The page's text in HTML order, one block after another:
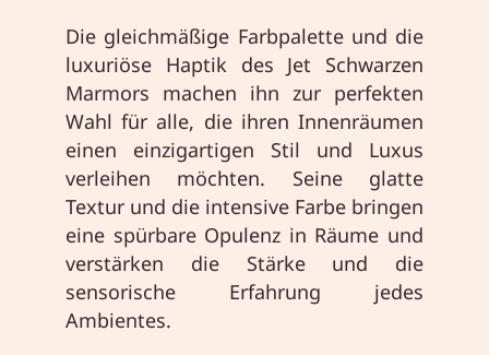
Die gleichmäßige Farbpalette und die
luxuriöse Haptik des Jet Schwarzen
Marmors machen ihn zur perfekten
Wahl für alle, die ihren Innenräumen
einen einzigartigen Stil und Luxus
verleihen möchten. Seine glatte
Textur und die intensive Farbe bringen
eine spürbare Opulenz in Räume und
verstärken die Stärke und die
sensorische Erfahrung jedes
Ambientes.